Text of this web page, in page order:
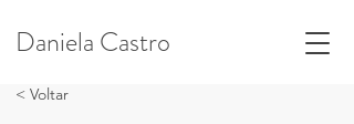
Daniela Castro
< Voltar